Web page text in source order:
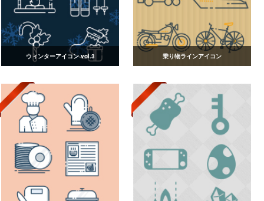
ウィンターアイコン vol.3 乗り物ラインアイコン